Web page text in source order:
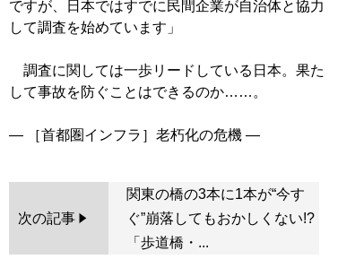
ですが、日本ではすでに民間企業が自治体と協力
して調査を始めています」
調査に関しては一歩リードしている日本。果た
して事故を防ぐことはできるのか……。
次の記事
関東の橋の3本に1本が“今す
ぐ”崩落してもおかしくない!?
「歩道橋・...